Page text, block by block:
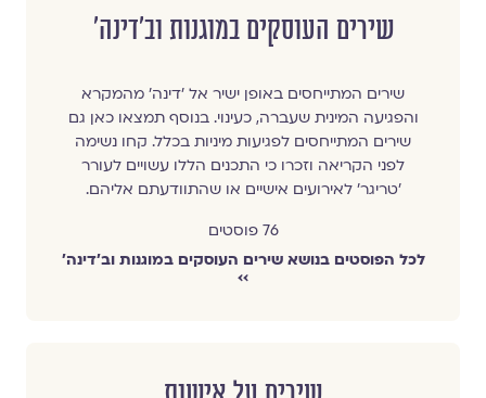
שירים העוסקים במוגנות וב׳דינה׳
שירים המתייחסים באופן ישיר אל ׳דינה׳ מהמקרא
והפגיעה המינית שעברה, כעינוי. בנוסף תמצאו כאן גם
שירים המתייחסים לפגיעות מיניות בכלל. קחו נשימה
לפני הקריאה וזכרו כי התכנים הללו עשויים לעורר
׳טריגר׳ לאירועים אישיים או שהתוודעתם אליהם.
76 פוסטים
לכל הפוסטים בנושא שירים העוסקים במוגנות וב׳דינה׳
››